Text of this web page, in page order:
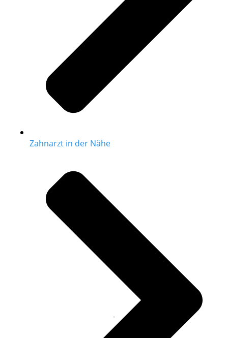
Zahnarzt in der Nähe